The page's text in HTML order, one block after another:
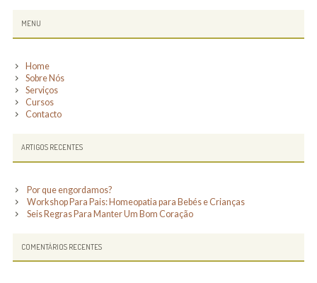
Publicações
Contacto
SUBSIDIARY
SIDEBAR
MENU
Home
Sobre Nós
Serviços
Cursos
Contacto
ARTIGOS RECENTES
Por que engordamos?
Workshop Para Pais: Homeopatia para Bebés e Crianças
Seis Regras Para Manter Um Bom Coração
COMENTÁRIOS RECENTES